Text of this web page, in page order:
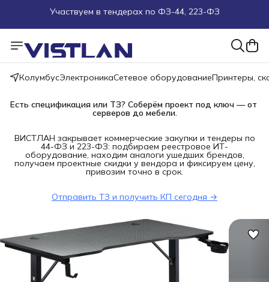
Пуско-наладочные работы
Пришлите запрос на e-mail или в чат
Более 100 000 позиций в наличии и под заказ
КолумбусЭлектроникаСетевое оборудованиеПринтеры,
Есть спецификация или ТЗ? Соберём проект под ключ — от
серверов до мебели.
ВИСТЛАН закрывает коммерческие закупки и тендеры по
44-ФЗ и 223-ФЗ: подбираем реестровое ИТ-
оборудование, находим аналоги ушедших брендов,
получаем проектные скидки у вендора и фиксируем цену,
привозим точно в срок.
Отправить ТЗ и получить КП сегодня →